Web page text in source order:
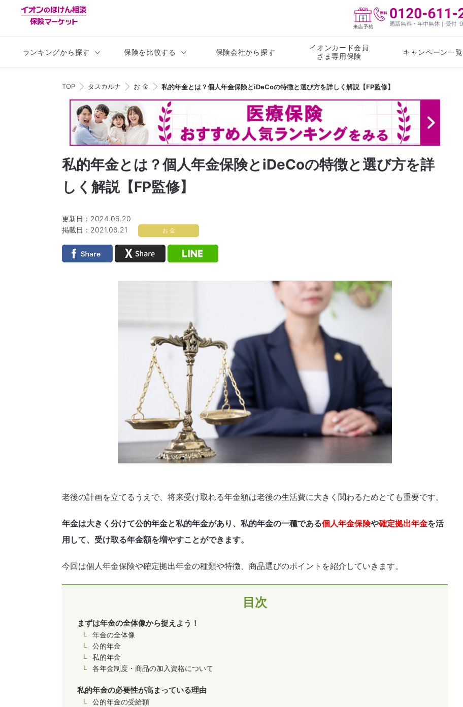
ランキングから探す 保険を比較する 保険会社から探す
イオンカード会員
さま専用保険
キャンペーン一覧
TOP タスカルナ お 金 私的年金とは？個人年金保険とiDeCoの特徴と選び方を詳しく解説【FP監修】
私的年金とは？個人年金保険とiDeCoの特徴と選び方を詳
しく解説【FP監修】
更新日：2024.06.20
掲載日：2021.06.21
お 金
老後の計画を立てるうえで、将来受け取れる年金額は老後の生活費に大きく関わるためとても重要です。
年金は大きく分けて公的年金と私的年金があり、私的年金の一種である個人年金保険や確定拠出年金を活
用して、受け取る年金額を増やすことができます。
今回は個人年金保険や確定拠出年金の種類や特徴、商品選びのポイントを紹介していきます。
目次
まずは年金の全体像から捉えよう！
年金の全体像
公的年金
私的年金
各年金制度・商品の加入資格について
私的年金の必要性が高まっている理由
公的年金の受給額